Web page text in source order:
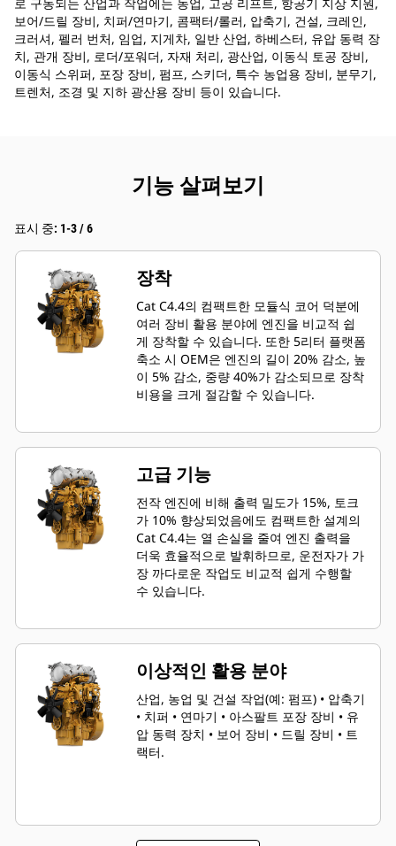
로 구동되는 산업과 작업에는 농업, 고공 리프트, 항공기 지상 지원,
보어/드릴 장비, 치퍼/연마기, 콤팩터/롤러, 압축기, 건설, 크레인,
크러셔, 펠러 번처, 임업, 지게차, 일반 산업, 하베스터, 유압 동력 장
치, 관개 장비, 로더/포워더, 자재 처리, 광산업, 이동식 토공 장비,
이동식 스위퍼, 포장 장비, 펌프, 스키더, 특수 농업용 장비, 분무기,
트렌처, 조경 및 지하 광산용 장비 등이 있습니다.
기능 살펴보기
표시 중: 1-3 / 6
장착
Cat C4.4의 컴팩트한 모듈식 코어 덕분에
여러 장비 활용 분야에 엔진을 비교적 쉽
게 장착할 수 있습니다. 또한 5리터 플랫폼
축소 시 OEM은 엔진의 길이 20% 감소, 높
이 5% 감소, 중량 40%가 감소되므로 장착
비용을 크게 절감할 수 있습니다.
고급 기능
전작 엔진에 비해 출력 밀도가 15%, 토크
가 10% 향상되었음에도 컴팩트한 설계의
Cat C4.4는 열 손실을 줄여 엔진 출력을
더욱 효율적으로 발휘하므로, 운전자가 가
장 까다로운 작업도 비교적 쉽게 수행할
수 있습니다.
이상적인 활용 분야
산업, 농업 및 건설 작업(예: 펌프) • 압축기
• 치퍼 • 연마기 • 아스팔트 포장 장비 • 유
압 동력 장치 • 보어 장비 • 드릴 장비 • 트
랙터.